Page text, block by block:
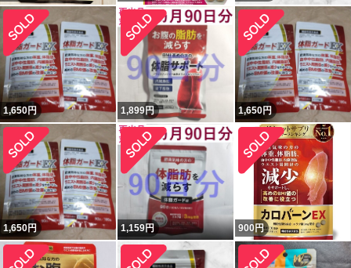
1,650円 1,899円 1,650円
1,650円 1,159円 900円